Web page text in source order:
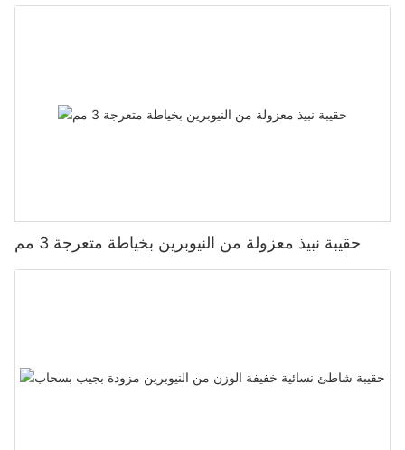
حقيبة نبيذ معزولة من النيوبرين بخياطة متعرجة 3 مم